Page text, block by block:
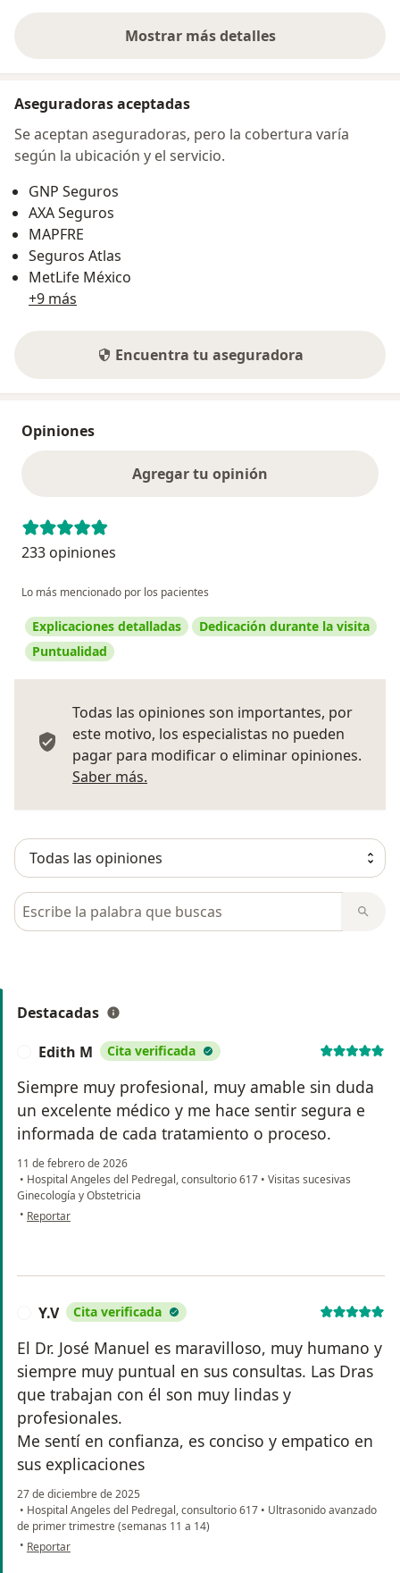
Mostrar más detalles
sobre la dirección
Aseguradoras aceptadas
Se aceptan aseguradoras, pero la cobertura varía
según la ubicación y el servicio.
GNP Seguros
AXA Seguros
MAPFRE
Seguros Atlas
MetLife México
+9 más
Encuentra tu aseguradora
Opiniones
Agregar tu opinión
233 opiniones
Lo más mencionado por los pacientes
Explicaciones detalladas
Dedicación durante la visita
Puntualidad
Todas las opiniones son importantes, por
este motivo, los especialistas no pueden
pagar para modificar o eliminar opiniones.
Saber más.
Busca en opiniones
Destacadas
Edith M Cita verificada
Siempre muy profesional, muy amable sin duda
un excelente médico y me hace sentir segura e
informada de cada tratamiento o proceso.
11 de febrero de 2026
• Hospital Angeles del Pedregal, consultorio 617 • Visitas sucesivas
Ginecología y Obstetricia
• en opinión del usuario Edith M
Reportar
Y.V Cita verificada
El Dr. José Manuel es maravilloso, muy humano y
siempre muy puntual en sus consultas. Las Dras
que trabajan con él son muy lindas y
profesionales.
Me sentí en confianza, es conciso y empatico en
sus explicaciones
27 de diciembre de 2025
• Hospital Angeles del Pedregal, consultorio 617 • Ultrasonido avanzado
de primer trimestre (semanas 11 a 14)
• en opinión del usuario Y.V
Reportar